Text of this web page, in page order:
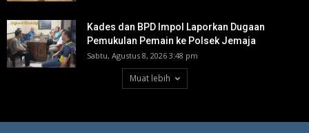
Kades dan BPD Impol Laporkan Dugaan
Pemukulan Pemain ke Polsek Jemaja
Sabtu, Agustus 8, 2026 3:48 pm
Muat lebih